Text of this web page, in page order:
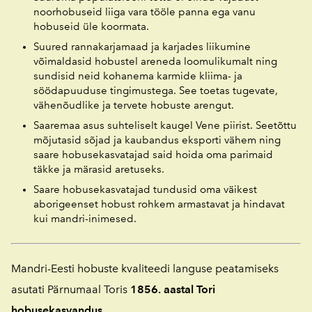
noorhobuseid liiga vara tööle panna ega vanu
hobuseid üle koormata.
Suured rannakarjamaad ja karjades liikumine
võimaldasid hobustel areneda loomulikumalt ning
sundisid neid kohanema karmide kliima- ja
söödapuuduse tingimustega. See toetas tugevate,
vähenõudlike ja tervete hobuste arengut.
Saaremaa asus suhteliselt kaugel Vene piirist. Seetõttu
mõjutasid sõjad ja kaubandus eksporti vähem ning
saare hobusekasvatajad said hoida oma parimaid
täkke ja märasid aretuseks.
Saare hobusekasvatajad tundusid oma väikest
aborigeenset hobust rohkem armastavat ja hindavat
kui mandri-inimesed.
Mandri-Eesti hobuste kvaliteedi languse peatamiseks
asutati Pärnumaal Toris 1856. aastal Tori